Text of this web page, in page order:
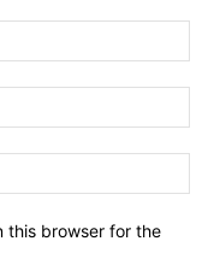
this browser for the